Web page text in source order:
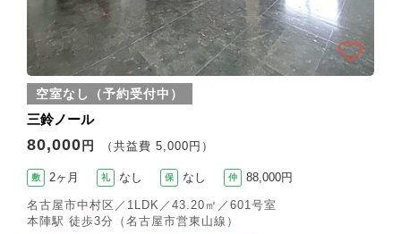
空室なし（予約受付中）
三鈴ノール
80,000 円 （共益費 5,000円）
敷 2ヶ月 礼 なし 保 なし 仲 88,000円
名古屋市中村区／1LDK／43.20㎡／601号室
本陣駅 徒歩3分（名古屋市営東山線）